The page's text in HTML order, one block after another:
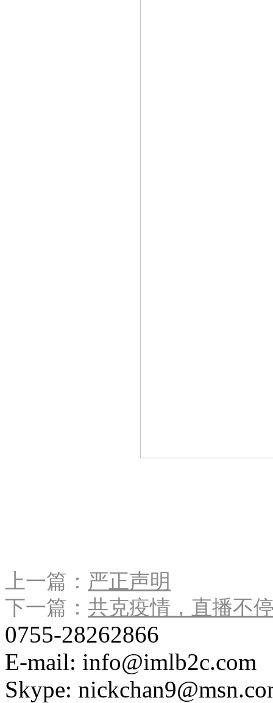
上一篇： 严正声明
下一篇： 共克疫情，直播不
0755-28262866
E-mail: info@imlb2c.com
Skype: